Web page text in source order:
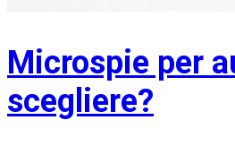
Microspie per
scegliere?